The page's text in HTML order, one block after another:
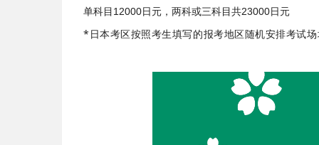
单科目12000日元，两科或三科目共23000日元
*日本考区按照考生填写的报考地区随机安排考试